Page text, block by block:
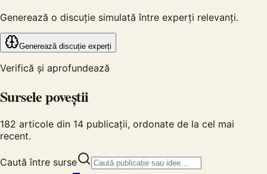
Generează o discuție simulată între experți relevanți.
Generează discuție experți
Verifică și aprofundează
Sursele poveștii
182 articole din 14 publicații, ordonate de la cel mai
recent.
Caută între surse